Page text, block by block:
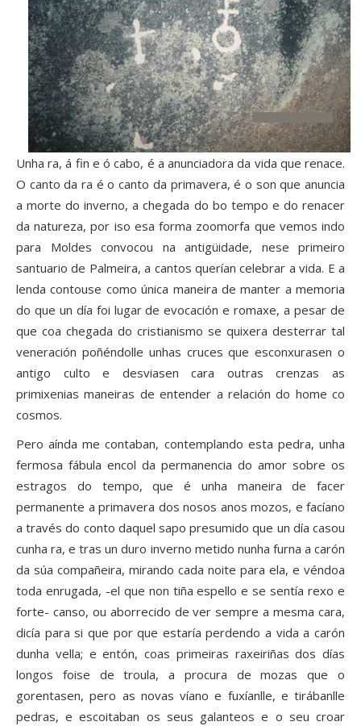
Unha ra, á fin e ó cabo, é a anunciadora da vida que renace.
O canto da ra é o canto da primavera, é o son que anuncia
a morte do inverno, a chegada do bo tempo e do renacer
da natureza, por iso esa forma zoomorfa que vemos indo
para Moldes convocou na antigüidade, nese primeiro
santuario de Palmeira, a cantos querían celebrar a vida. E a
lenda contouse como única maneira de manter a memoria
do que un día foi lugar de evocación e romaxe, a pesar de
que coa chegada do cristianismo se quixera desterrar tal
veneración poñéndolle unhas cruces que esconxurasen o
antigo culto e desviasen cara outras crenzas as
primixenias maneiras de entender a relación do home co
cosmos.
Pero aínda me contaban, contemplando esta pedra, unha
fermosa fábula encol da permanencia do amor sobre os
estragos do tempo, que é unha maneira de facer
permanente a primavera dos nosos anos mozos, e facíano
a través do conto daquel sapo presumido que un día casou
cunha ra, e tras un duro inverno metido nunha furna a carón
da súa compañeira, mirando cada noite para ela, e véndoa
toda enrugada, -el que non tiña espello e se sentía rexo e
forte- canso, ou aborrecido de ver sempre a mesma cara,
dicía para si que por que estaría perdendo a vida a carón
dunha vella; e entón, coas primeiras raxeiriñas dos días
longos foise de troula, a procura de mozas que o
gorentasen, pero as novas víano e fuxíanlle, e tirábanlle
pedras, e escoitaban os seus galanteos e o seu croar